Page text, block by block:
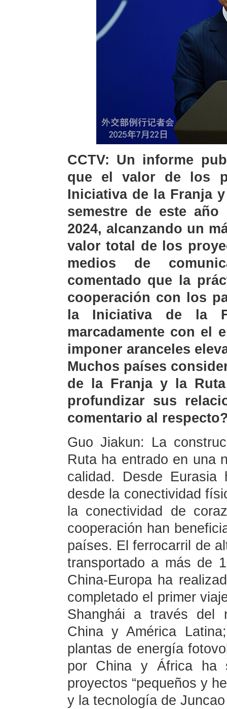
CCTV: Un informe
que el valor de los
Iniciativa de la Franja
semestre de este
2024, alcanzando un
valor total de los
medios de
comentado que la
cooperación con los
la Iniciativa de la
marcadamente con el
imponer aranceles
Muchos países
de la Franja y la
profundizar sus
comentario al
Guo Jiakun: La
Ruta ha entrado en una
calidad. Desde
desde la conectividad
la conectividad de
cooperación han
países. El ferrocarril de
transportado a más de
China-Europa ha
completado el primer
Shanghái a través del
China y América
plantas de energía
por China y África ha
proyectos “pequeños y
y la tecnología de